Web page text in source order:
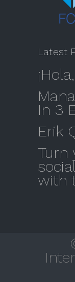
Latest
In 3
Erik
Turn
with